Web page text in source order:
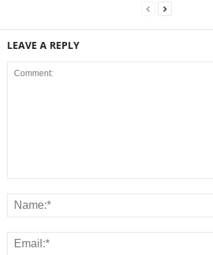
LEAVE A REPLY